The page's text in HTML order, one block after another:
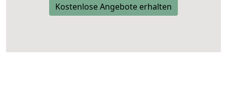
Kostenlose Angebote erhalten